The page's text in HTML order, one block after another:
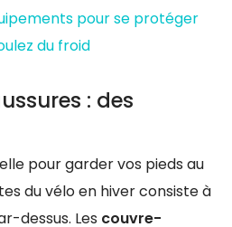
pour se protéger
du froid
: des
pour garder vos pieds au
du vélo en hiver consiste à
dessus. Les couvre-